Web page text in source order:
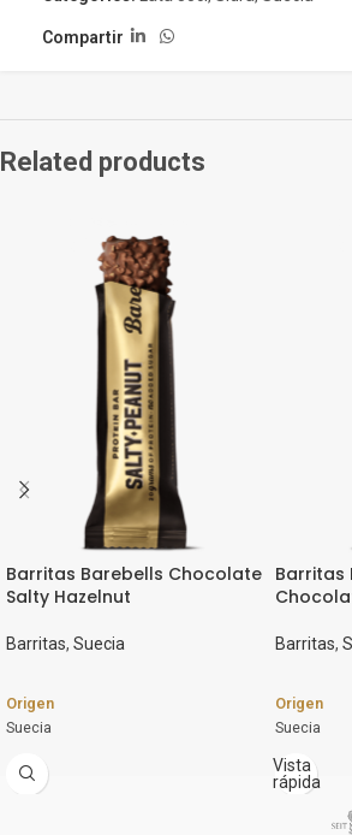
Compartir
Related products
Barritas Barebells Chocolate
Salty Hazelnut
Barritas, Suecia
Origen
Suecia
Marca
Barebells
Barritas
Barritas,
Origen
Suecia
Marca
Barebells
Producto
Vista
rápida